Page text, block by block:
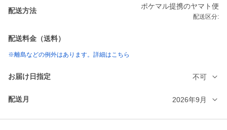
配送方法
ポケマル提携のヤマト便
配送区分:
配送料金（送料）
※離島などの例外はあります。詳細はこちら
お届け日指定 不可
配送月 2026年9月